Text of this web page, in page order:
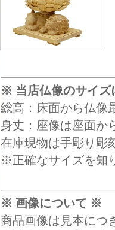
※ 当店仏像のサイ
総高：床面から仏像
身丈：座像は座面か
在庫現物は手彫り彫
※正確なサイズを知
※ 画像について ※
商品画像は見本につ